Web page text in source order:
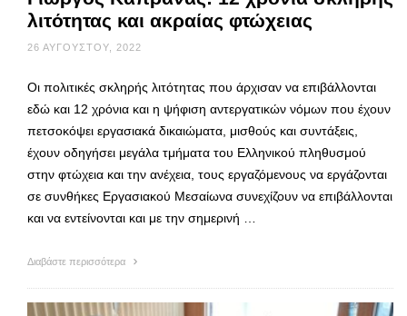
λιτότητας και ακραίας φτώχειας
26 ΑΥΓΟΎΣΤΟΥ, 2022
Οι πολιτικές σκληρής λιτότητας που άρχισαν να επιβάλλονται
εδώ και 12 χρόνια και η ψήφιση αντεργατικών νόμων που έχουν
πετσοκόψει εργασιακά δικαιώματα, μισθούς και συντάξεις,
έχουν οδηγήσει μεγάλα τμήματα του Ελληνικού πληθυσμού
στην φτώχεια και την ανέχεια, τους εργαζόμενους να εργάζονται
σε συνθήκες Εργασιακού Μεσαίωνα συνεχίζουν να επιβάλλονται
και να εντείνονται και με την σημερινή …
Διαβάστε περισσότερα